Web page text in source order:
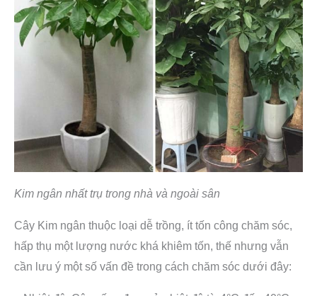
Kim ngân nhất trụ trong nhà và ngoài sân
Cây Kim ngân thuộc loại dễ trồng, ít tốn công chăm sóc,
hấp thụ một lượng nước khá khiêm tốn, thế nhưng vẫn
cần lưu ý một số vấn đề trong cách chăm sóc dưới đây: